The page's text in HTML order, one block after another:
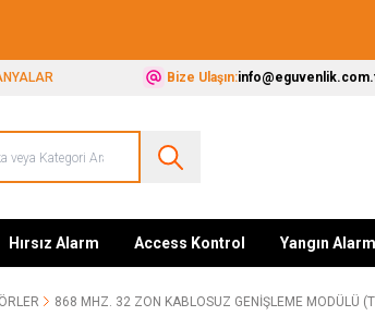
Bize Ulaşın:
Hırsız Alarm Access Kontrol Yangın Alarm
868 MHZ. 32 ZON KABLOSUZ GENIŞLEME MODÜLÜ